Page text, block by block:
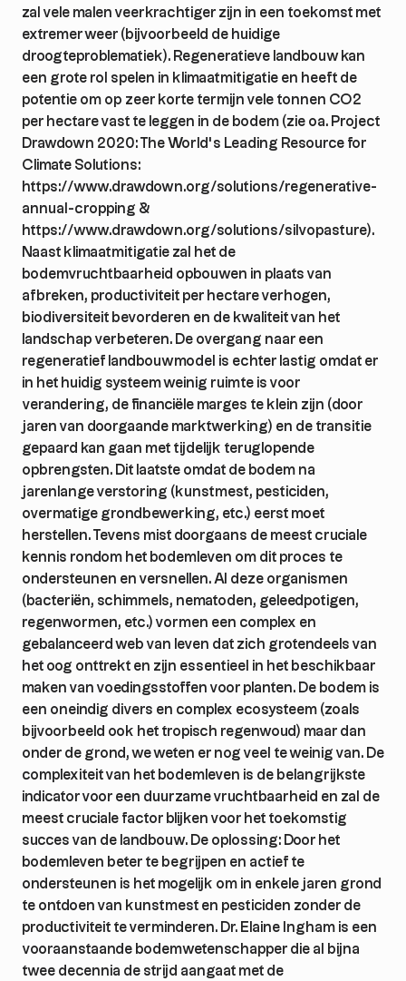
zal vele malen veerkrachtiger zijn in een toekomst met
extremer weer (bijvoorbeeld de huidige
droogteproblematiek). Regeneratieve landbouw kan
een grote rol spelen in klimaatmitigatie en heeft de
potentie om op zeer korte termijn vele tonnen CO2
per hectare vast te leggen in de bodem (zie oa. Project
Drawdown 2020: The World’s Leading Resource for
Climate Solutions:
https://www.drawdown.org/solutions/regenerative-
annual-cropping &
https://www.drawdown.org/solutions/silvopasture).
Naast klimaatmitigatie zal het de
bodemvruchtbaarheid opbouwen in plaats van
afbreken, productiviteit per hectare verhogen,
biodiversiteit bevorderen en de kwaliteit van het
landschap verbeteren. De overgang naar een
regeneratief landbouwmodel is echter lastig omdat er
in het huidig systeem weinig ruimte is voor
verandering, de financiële marges te klein zijn (door
jaren van doorgaande marktwerking) en de transitie
gepaard kan gaan met tijdelijk teruglopende
opbrengsten. Dit laatste omdat de bodem na
jarenlange verstoring (kunstmest, pesticiden,
overmatige grondbewerking, etc.) eerst moet
herstellen. Tevens mist doorgaans de meest cruciale
kennis rondom het bodemleven om dit proces te
ondersteunen en versnellen. Al deze organismen
(bacteriën, schimmels, nematoden, geleedpotigen,
regenwormen, etc.) vormen een complex en
gebalanceerd web van leven dat zich grotendeels van
het oog onttrekt en zijn essentieel in het beschikbaar
maken van voedingsstoffen voor planten. De bodem is
een oneindig divers en complex ecosysteem (zoals
bijvoorbeeld ook het tropisch regenwoud) maar dan
onder de grond, we weten er nog veel te weinig van. De
complexiteit van het bodemleven is de belangrijkste
indicator voor een duurzame vruchtbaarheid en zal de
meest cruciale factor blijken voor het toekomstig
succes van de landbouw. De oplossing: Door het
bodemleven beter te begrijpen en actief te
ondersteunen is het mogelijk om in enkele jaren grond
te ontdoen van kunstmest en pesticiden zonder de
productiviteit te verminderen. Dr. Elaine Ingham is een
vooraanstaande bodemwetenschapper die al bijna
twee decennia de strijd aangaat met de